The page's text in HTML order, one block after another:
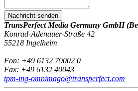
Nachricht senden
TransPerfect Media Germany GmbH
Konrad-Adenauer-Straße 42
55218 Ingelheim
Fon: +49 6132 79002 0
Fax: +49 6132 40043
tpm-ing-omnimago@transperfect.com